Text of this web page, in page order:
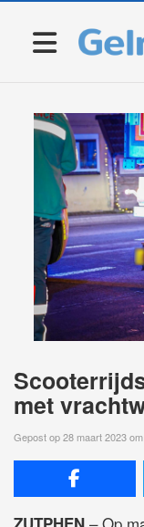
met
Gepost op 28 maart 2023